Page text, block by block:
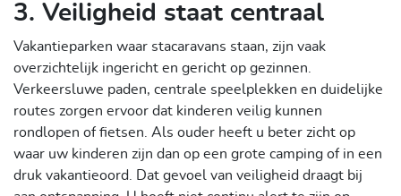
3. Veiligheid staat centraal
Vakantieparken waar stacaravans staan, zijn vaak
overzichtelijk ingericht en gericht op gezinnen.
Verkeersluwe paden, centrale speelplekken en duidelijke
routes zorgen ervoor dat kinderen veilig kunnen
rondlopen of fietsen. Als ouder heeft u beter zicht op
waar uw kinderen zijn dan op een grote camping of in een
druk vakantieoord. Dat gevoel van veiligheid draagt bij